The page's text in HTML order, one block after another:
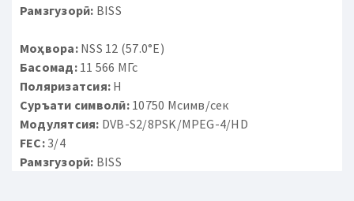
Рамзгузорӣ: BISS
Моҳвора:NSS 12 (57.0°E)
Басомад:11 566 МГс
Поляризатсия: H
Суръати символӣ:10750 Мсимв/сек
Модулятсия: DVB-S2/8PSK/MPEG-4/HD
FEC:3/4
Рамзгузорӣ: BISS